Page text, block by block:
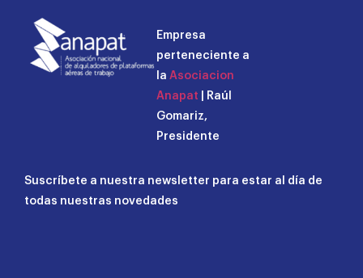
Empresa
perteneciente a
la Asociacion
Anapat | Raúl
Gomariz,
Presidente
Suscríbete a nuestra newsletter para estar al día de
todas nuestras novedades